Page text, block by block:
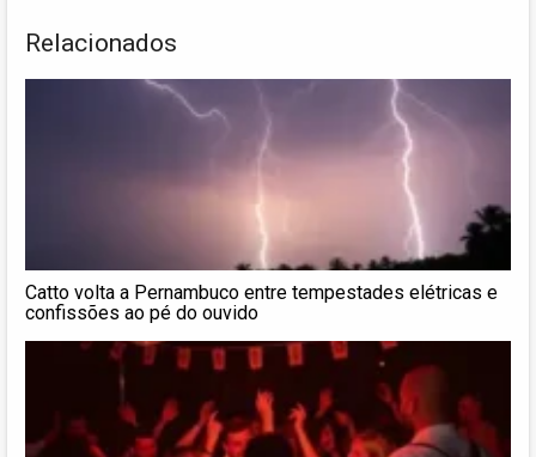
Relacionados
Catto volta a Pernambuco entre tempestades elétricas e
confissões ao pé do ouvido